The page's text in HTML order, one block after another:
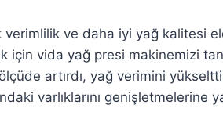
ve daha iyi yağ kalitesi
vida yağ presi makinemizi
artırdı, yağ verimini
varlıklarını genişletmelerine